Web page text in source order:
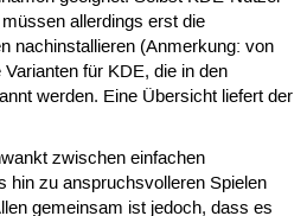
allerdings erst die
nachinstallieren (Anmerkung: von
für KDE, die in den
werden. Eine Übersicht liefert der
zwischen einfachen
hin zu anspruchsvolleren Spielen
gemeinsam ist jedoch, dass es